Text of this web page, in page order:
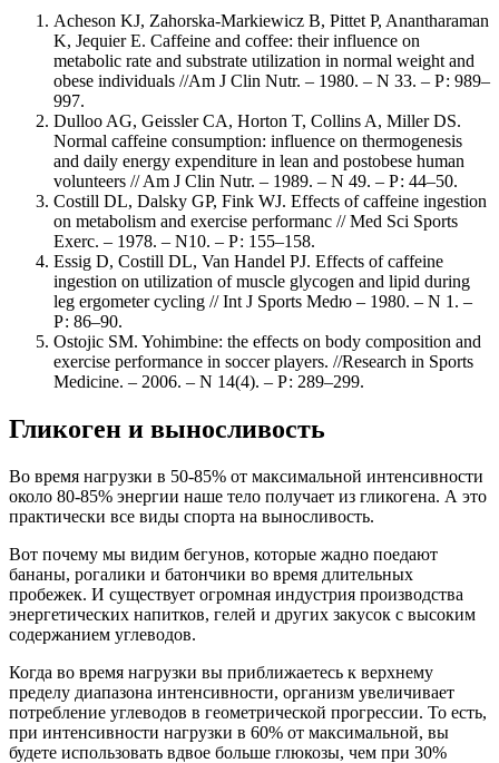
Acheson KJ, Zahorska-Markiewicz B, Pittet P, Anantharaman
K, Jequier E. Caffeine and coffee: their influence on
metabolic rate and substrate utilization in normal weight and
obese individuals //Am J Clin Nutr. – 1980. – N 33. – Р: 989–
997.
Dulloo AG, Geissler CA, Horton T, Collins A, Miller DS.
Normal caffeine consumption: influence on thermogenesis
and daily energy expenditure in lean and postobese human
volunteers // Am J Clin Nutr. – 1989. – N 49. – Р: 44–50.
Costill DL, Dalsky GP, Fink WJ. Effects of caffeine ingestion
on metabolism and exercise performanc // Med Sci Sports
Exerc. – 1978. – N10. – Р: 155–158.
Essig D, Costill DL, Van Handel PJ. Effects of caffeine
ingestion on utilization of muscle glycogen and lipid during
leg ergometer cycling // Int J Sports Medю – 1980. – N 1. –
Р: 86–90.
Ostojic SM. Yohimbine: the effects on body composition and
exercise performance in soccer players. //Research in Sports
Medicine. – 2006. – N 14(4). – Р: 289–299.
Гликоген и выносливость
Во время нагрузки в 50-85% от максимальной интенсивности
около 80-85% энергии наше тело получает из гликогена. А это
практически все виды спорта на выносливость.
Вот почему мы видим бегунов, которые жадно поедают
бананы, рогалики и батончики во время длительных
пробежек. И существует огромная индустрия производства
энергетических напитков, гелей и других закусок с высоким
содержанием углеводов.
Когда во время нагрузки вы приближаетесь к верхнему
пределу диапазона интенсивности, организм увеличивает
потребление углеводов в геометрической прогрессии. То есть,
при интенсивности нагрузки в 60% от максимальной, вы
будете использовать вдвое больше глюкозы, чем при 30%